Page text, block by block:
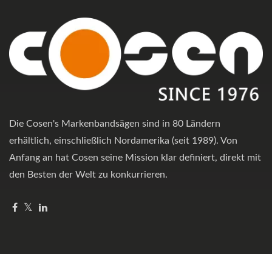
Die Cosen's Markenbandsägen sind in 80 Ländern
erhältlich, einschließlich Nordamerika (seit 1989). Von
Anfang an hat Cosen seine Mission klar definiert, direkt mit
den Besten der Welt zu konkurrieren.